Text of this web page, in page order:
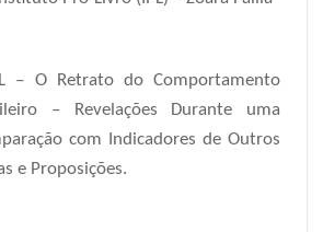
– O Retrato do Comportamento
– Revelações Durante uma
com Indicadores de Outros
e Proposições.